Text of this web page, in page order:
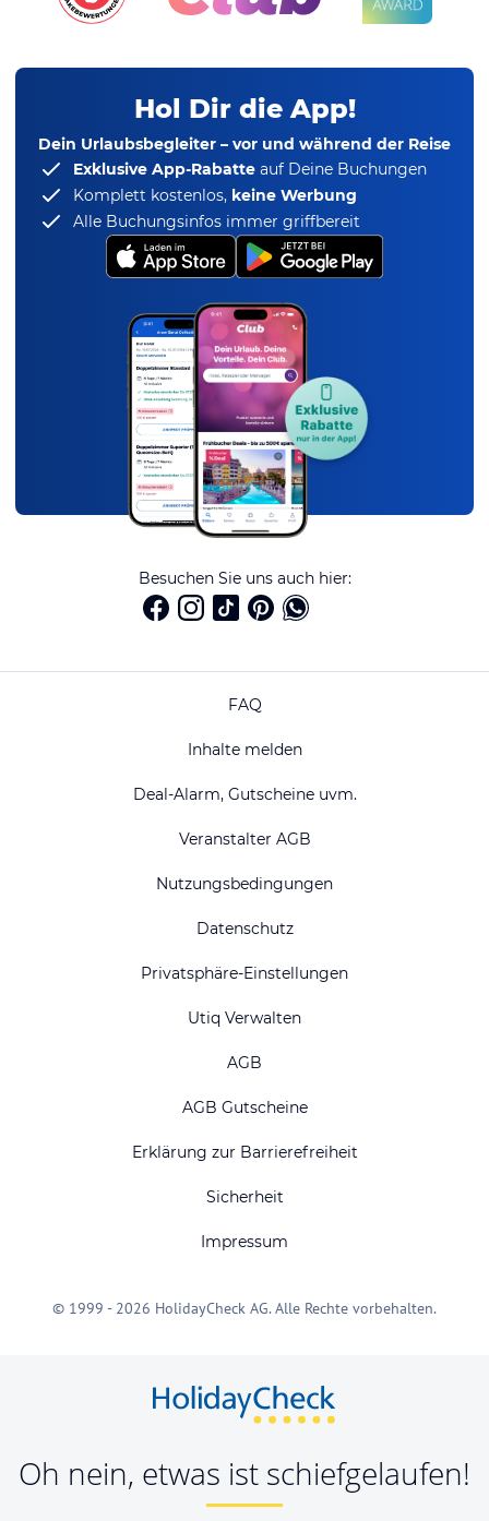
Hol Dir die App!
Dein Urlaubsbegleiter – vor und während der Reise
Exklusive App-Rabatte auf Deine Buchungen
Komplett kostenlos, keine Werbung
Alle Buchungsinfos immer griffbereit
Besuchen Sie uns auch hier:
FAQ
Inhalte melden
Deal-Alarm, Gutscheine uvm.
Veranstalter AGB
Nutzungsbedingungen
Datenschutz
Privatsphäre-Einstellungen
Utiq Verwalten
AGB
AGB Gutscheine
Erklärung zur Barrierefreiheit
Sicherheit
Impressum
© 1999 - 2026 HolidayCheck AG. Alle Rechte vorbehalten.
Oh nein, etwas ist schiefgelaufen!